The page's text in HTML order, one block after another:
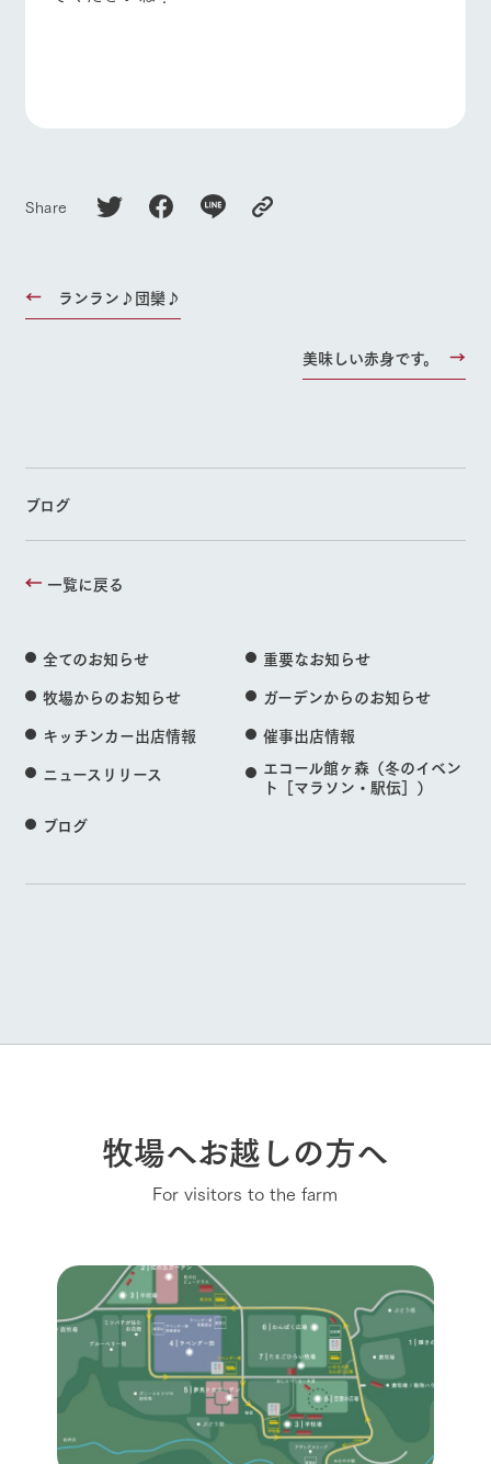
Share
ランラン♪団欒♪
美味しい赤身です。
ブログ
一覧に戻る
全てのお知らせ
重要なお知らせ
牧場からのお知らせ
ガーデンからのお知らせ
キッチンカー出店情報
催事出店情報
ニュースリリース
エコール館ヶ森（冬のイベン
ト［マラソン・駅伝］）
ブログ
牧場へお越しの方へ
For visitors to the farm